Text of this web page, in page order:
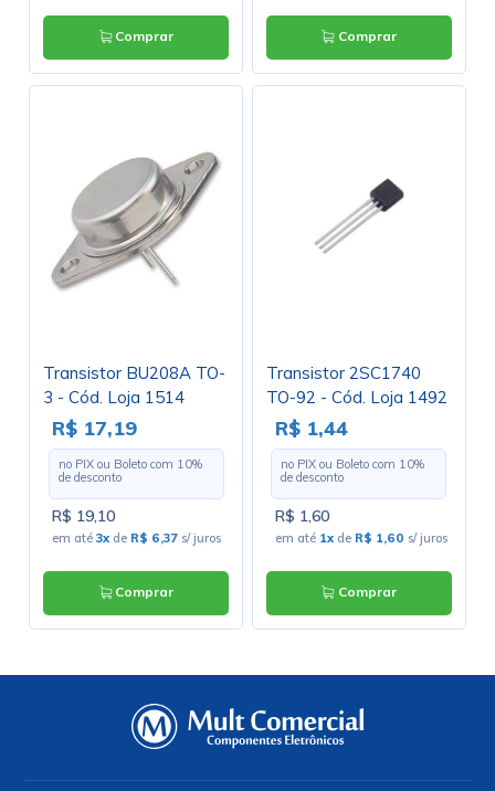
Comprar Comprar
Transistor BU208A TO-
3 - Cód. Loja 1514
R$ 17,19
no PIX ou Boleto com 10%
de desconto
R$ 19,10
em até3x de R$ 6,37 s/ juros
Comprar
Transistor 2SC1740
TO-92 - Cód. Loja 1492
R$ 1,44
no PIX ou Boleto com 10%
de desconto
R$ 1,60
em até 1x de R$ 1,60 s/ juros
Comprar